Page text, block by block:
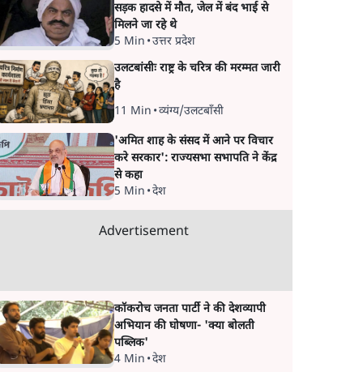
सड़क हादसे में मौत, जेल में बंद भाई से
मिलने जा रहे थे
5 Min •उत्तर प्रदेश
उलटबांसीः राष्ट्र के चरित्र की मरम्मत जारी
है
11 Min •व्यंग्य/उलटबाँसी
'अमित शाह के संसद में आने पर विचार
करे सरकार': राज्यसभा सभापति ने केंद्र
से कहा
5 Min •देश
Advertisement
कॉकरोच जनता पार्टी ने की देशव्यापी
अभियान की घोषणा- 'क्या बोलती
पब्लिक'
4 Min •देश